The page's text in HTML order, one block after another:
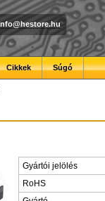
Cikkek Súgó
Gyártói jelölés
RoHS